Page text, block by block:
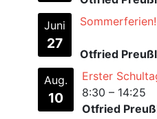
Juni
27
Sommerferien!
Otfried
Aug.
10
Erster
8:30 – 14:25
Otfried